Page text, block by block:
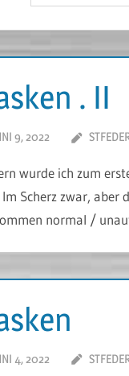
. II
9, 2022
wurde ich zum
Scherz zwar, aber
normal /
4, 2022